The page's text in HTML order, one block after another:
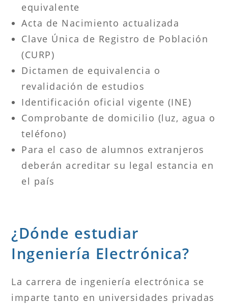
equivalente
Acta de Nacimiento actualizada
Clave Única de Registro de Población
(CURP)
Dictamen de equivalencia o
revalidación de estudios
Identificación oficial vigente (INE)
Comprobante de domicilio (luz, agua o
teléfono)
Para el caso de alumnos extranjeros
deberán acreditar su legal estancia en
el país
¿Dónde estudiar
Ingeniería Electrónica?
La carrera de ingeniería electrónica se
imparte tanto en universidades privadas